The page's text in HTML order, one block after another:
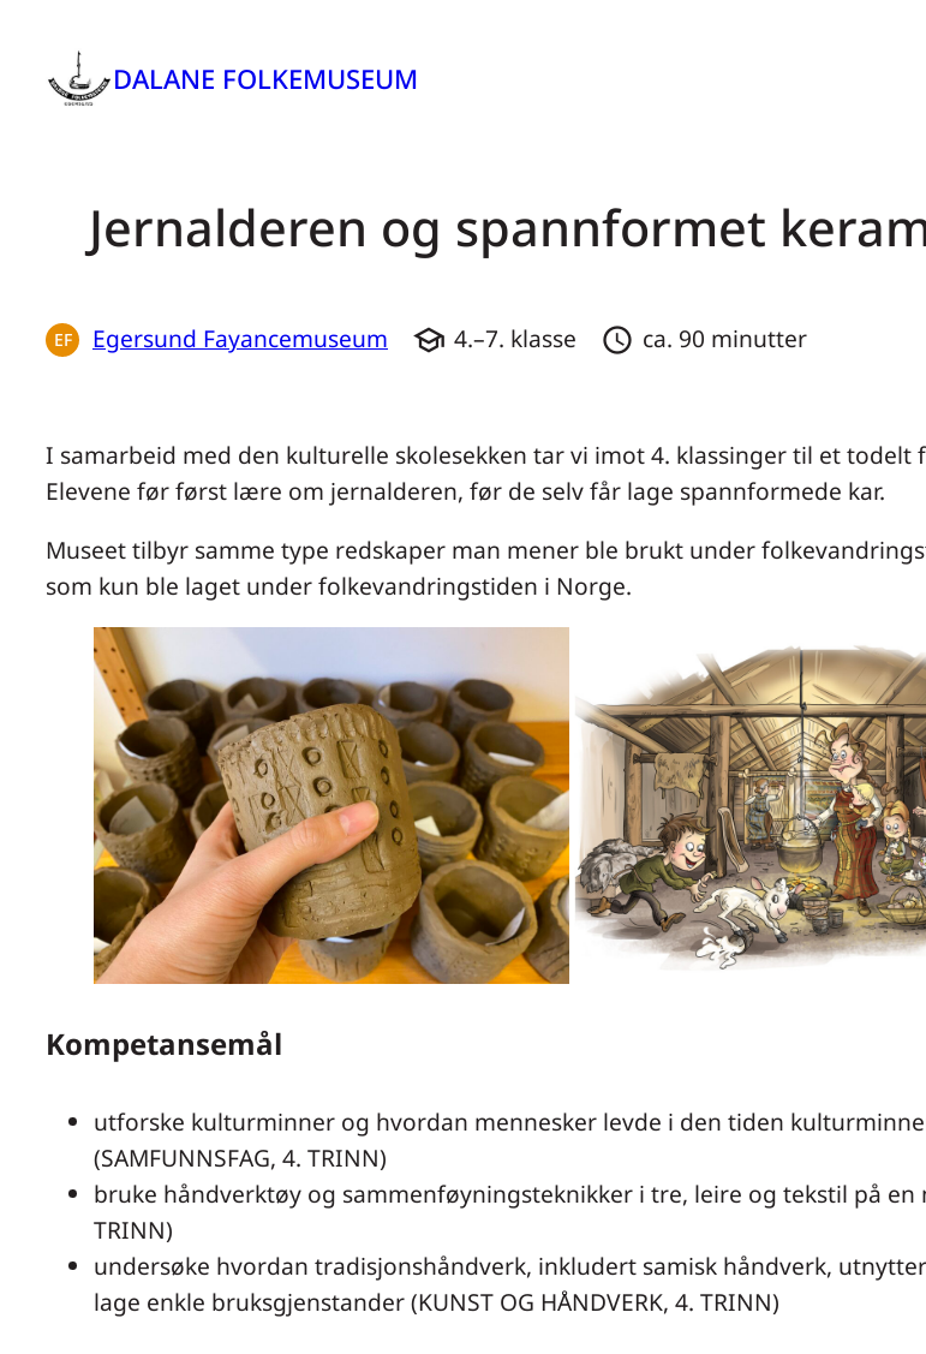
innhold
DALANE FOLKEMUSEUM
Jernalderen og spannformet
EF Egersund Fayancemuseum school 4.–7. klasse schedule ca. 90 minutter
I samarbeid med den kulturelle skolesekken tar vi imot 4. klassinger til et
Elevene før først lære om jernalderen, før de selv får lage spannformede kar.
Museet tilbyr samme type redskaper man mener ble brukt under
som kun ble laget under folkevandringstiden i Norge.
Kompetansemål
utforske kulturminner og hvordan mennesker levde i den tiden
(SAMFUNNSFAG, 4. TRINN)
bruke håndverktøy og sammenføyningsteknikker i tre, leire og tekstil på en
TRINN)
undersøke hvordan tradisjonshåndverk, inkludert samisk håndverk,
lage enkle bruksgjenstander (KUNST OG HÅNDVERK, 4. TRINN)